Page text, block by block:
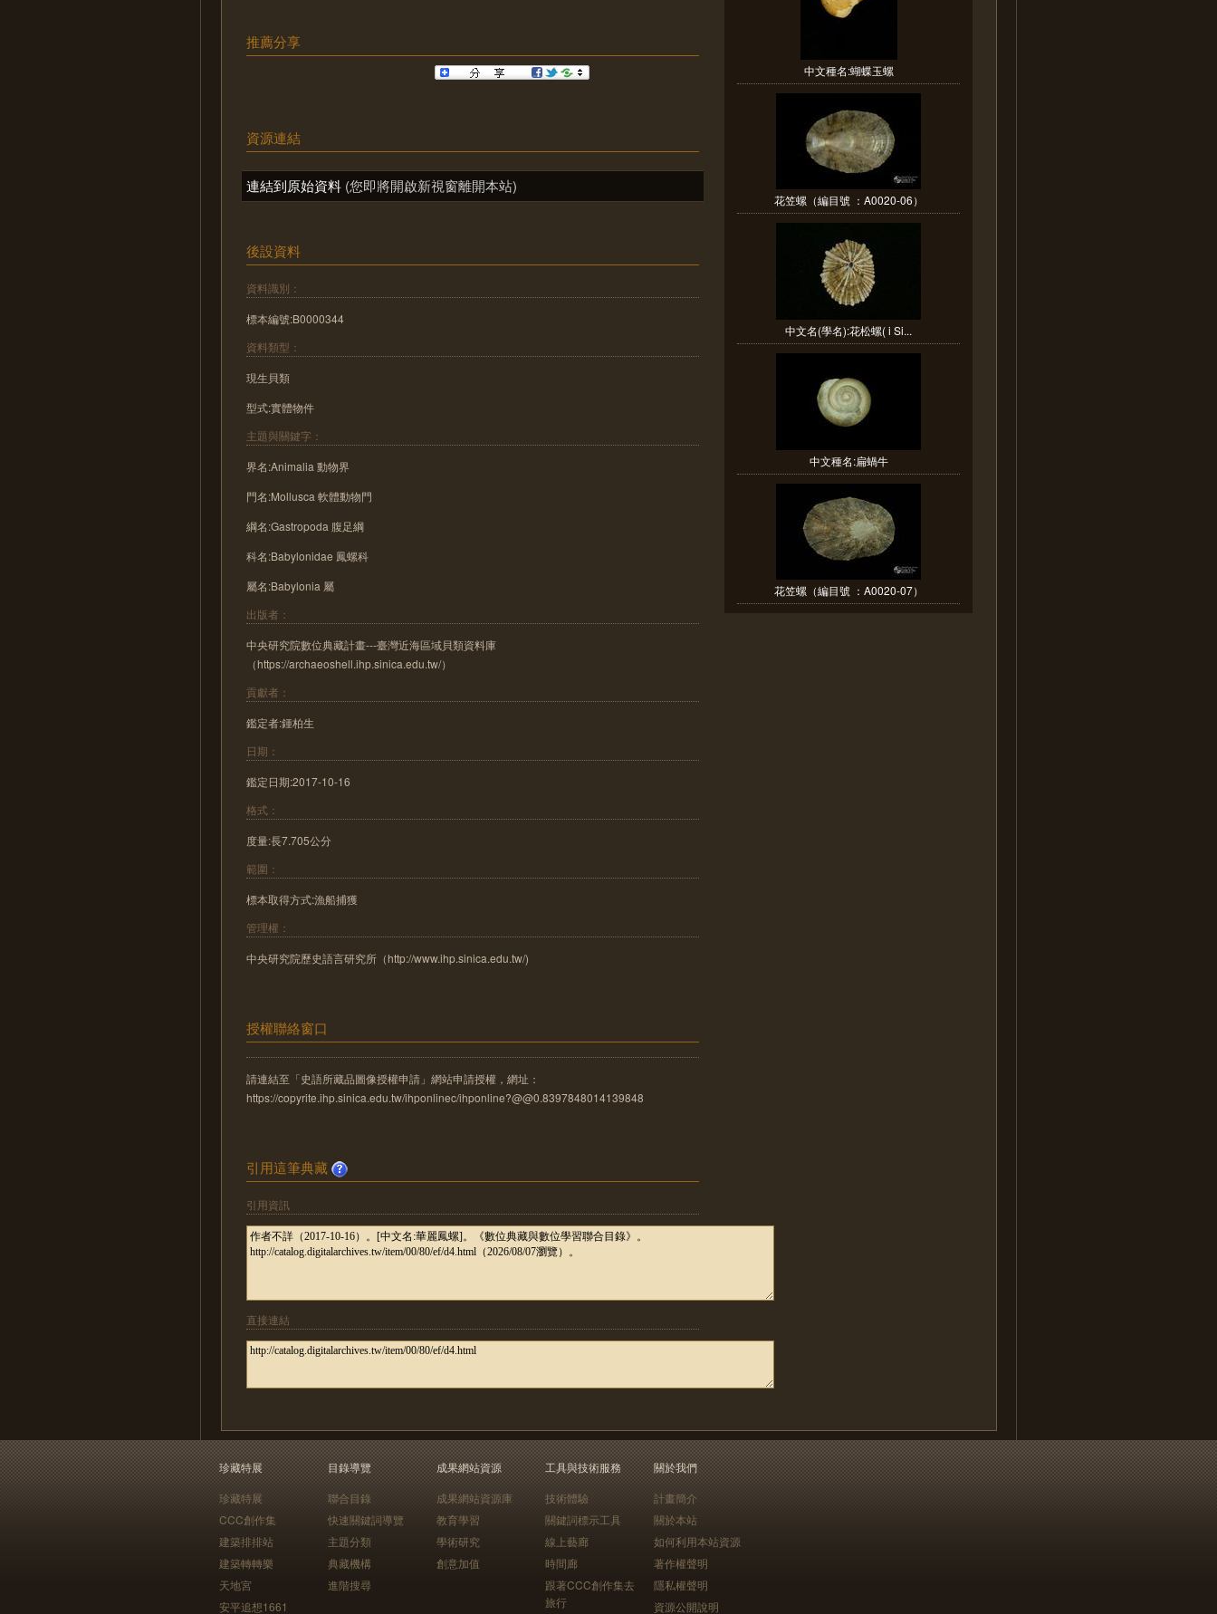
推薦分享
資源連結
連結到原始資料 (您即將開啟新視窗離開本站)
後設資料
資料識別：
標本編號:B0000344
資料類型：
現生貝類
型式:實體物件
主題與關鍵字：
界名:Animalia 動物界
門名:Mollusca 軟體動物門
綱名:Gastropoda 腹足綱
科名:Babylonidae 鳳螺科
屬名:Babylonia 屬
出版者：
中央研究院數位典藏計畫---臺灣近海區域貝類資料庫
（https://archaeoshell.ihp.sinica.edu.tw/）
貢獻者：
鑑定者:鍾柏生
日期：
鑑定日期:2017-10-16
格式：
度量:長7.705公分
範圍：
標本取得方式:漁船捕獲
管理權：
中央研究院歷史語言研究所（http://www.ihp.sinica.edu.tw/)
授權聯絡窗口
請連結至「史語所藏品圖像授權申請」網站申請授權，網址：
https://copyrite.ihp.sinica.edu.tw/ihponlinec/ihponline?@@0.8397848014139848
引用這筆典藏
引用資訊
直接連結
中文種名:蝴蝶玉螺
花笠螺（編目號 ：A0020-06）
中文名(學名):花松螺( i Si...
中文種名:扁蝸牛
花笠螺（編目號 ：A0020-07）
珍藏特展
珍藏特展
CCC創作集
建築排排站
建築轉轉樂
天地宮
安平追想1661
目錄導覽
聯合目錄
快速關鍵詞導覽
主題分類
典藏機構
進階搜尋
成果網站資源
成果網站資源庫
教育學習
學術研究
創意加值
工具與技術服務
技術體驗
關鍵詞標示工具
線上藝廊
時間廊
跟著CCC創作集去
旅行
關於我們
計畫簡介
關於本站
如何利用本站資源
著作權聲明
隱私權聲明
資源公開說明